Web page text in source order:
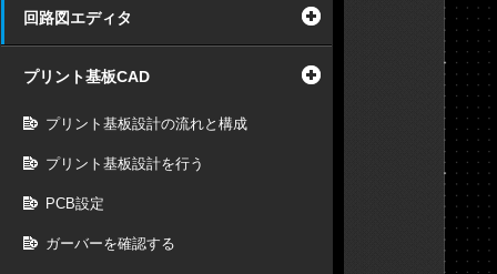
回路図エディタ
プリント基板CAD
プリント基板設計の流れと構成
プリント基板設計を行う
PCB設定
ガーバーを確認する